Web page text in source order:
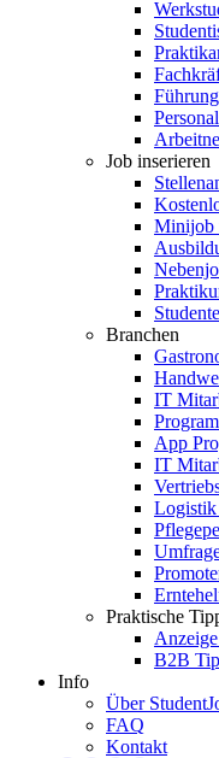
Job inserieren
Minijob
Branchen
IT
App
IT
Logistik
Praktische
B2B
Info
Über
FAQ
Kontakt